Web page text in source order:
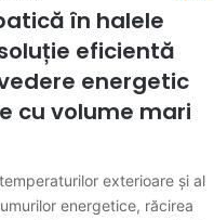
în halele
eficientă
energetic
cu volume mari
exterioare și al
energetice, răcirea